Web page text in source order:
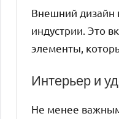
Внешний дизайн
индустрии. Это
элементы,
Интерьер и
Не менее